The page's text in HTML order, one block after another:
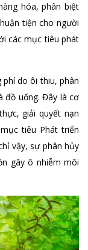
hóa, phân biệt
tiện cho người
các mục tiêu phát
do ôi thiu, phân
đồ uống. Đây là cơ
giải quyết nạn
tiêu Phát triển
vậy, sự phân hủy
gây ô nhiễm môi